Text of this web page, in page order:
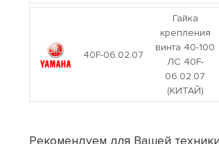
40F-06.02.07
Гайка
крепления
винта 40-100
ЛС 40F-
06.02.07
(КИТАЙ)
Рекомендуем для Вашей